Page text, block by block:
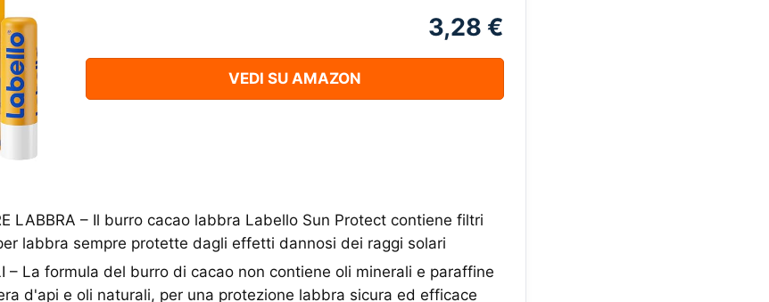
3,28 €
VEDI SU AMAZON
LABBRA – Il burro cacao labbra Labello Sun Protect contiene filtri
labbra sempre protette dagli effetti dannosi dei raggi solari
– La formula del burro di cacao non contiene oli minerali e paraffine
d'api e oli naturali, per una protezione labbra sicura ed efficace